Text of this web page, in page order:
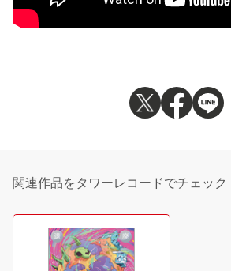
関連作品をタワーレコードでチェック